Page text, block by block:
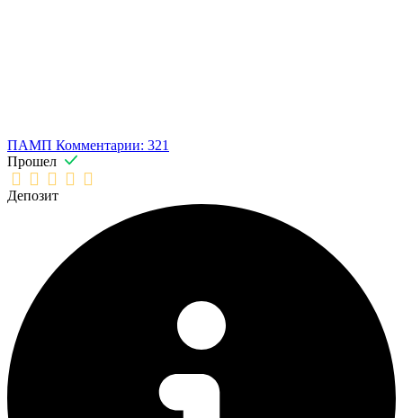
ПАМП Комментарии: 321
Прошел
Депозит